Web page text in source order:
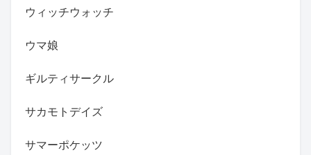
ウィッチウォッチ
ウマ娘
ギルティサークル
サカモトデイズ
サマーポケッツ